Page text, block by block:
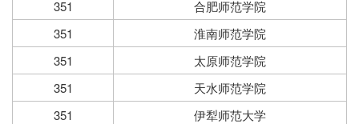
351
合肥师范学院
351
淮南师范学院
351
太原师范学院
351
天水师范学院
351
伊犁师范大学